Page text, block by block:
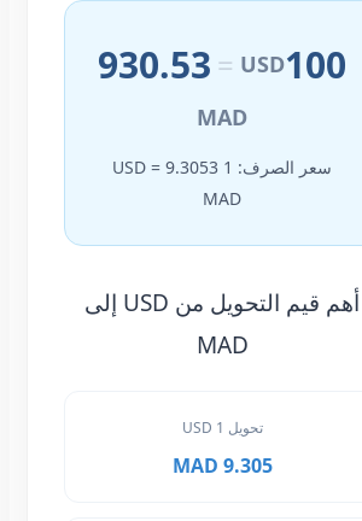
100
USD
=
930.53
MAD
سعر الصرف: 1 USD = 9.3053
أهم قيم التحويل من USD إلى
MAD
تحويل 1 USD
9.305 MAD